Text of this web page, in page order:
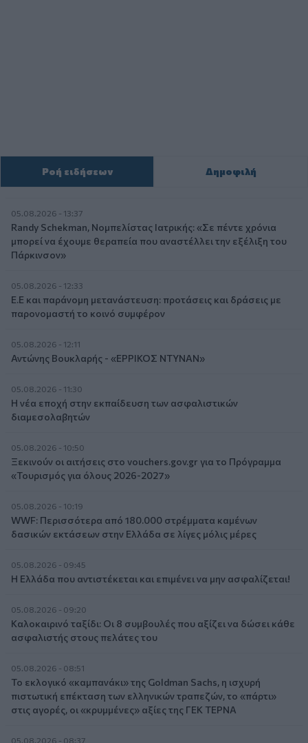
Ροή ειδήσεων Δημοφιλή
05.08.2026 - 13:37
Randy Schekman, Νομπελίστας Ιατρικής: «Σε πέντε χρόνια
μπορεί να έχουμε θεραπεία που αναστέλλει την εξέλιξη του
Πάρκινσον»
05.08.2026 - 12:33
Ε.Ε και παράνομη μετανάστευση: προτάσεις και δράσεις με
παρονομαστή το κοινό συμφέρον
05.08.2026 - 12:11
Αντώνης Βουκλαρής - «ΕΡΡΙΚΟΣ ΝΤΥΝΑΝ»
05.08.2026 - 11:30
Η νέα εποχή στην εκπαίδευση των ασφαλιστικών
διαμεσολαβητών
05.08.2026 - 10:50
Ξεκινούν οι αιτήσεις στο vouchers.gov.gr για το Πρόγραμμα
«Τουρισμός για όλους 2026-2027»
05.08.2026 - 10:19
WWF: Περισσότερα από 180.000 στρέμματα καμένων
δασικών εκτάσεων στην Ελλάδα σε λίγες μόλις μέρες
05.08.2026 - 09:45
Η Ελλάδα που αντιστέκεται και επιμένει να μην ασφαλίζεται!
05.08.2026 - 09:20
Καλοκαιρινό ταξίδι: Οι 8 συμβουλές που αξίζει να δώσει κάθε
ασφαλιστής στους πελάτες του
05.08.2026 - 08:51
Το εκλογικό «καμπανάκι» της Goldman Sachs, η ισχυρή
πιστωτική επέκταση των ελληνικών τραπεζών, το «πάρτι»
στις αγορές, οι «κρυμμένες» αξίες της ΓΕΚ ΤΕΡΝΑ
05.08.2026 - 08:37